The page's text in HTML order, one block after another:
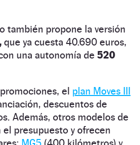
también propone la versión
que ya cuesta 40.690 euros,
una autonomía de 520
el plan Moves III
descuentos de
Además, otros modelos de
presupuesto y ofrecen